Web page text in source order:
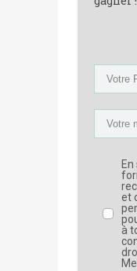
et
à